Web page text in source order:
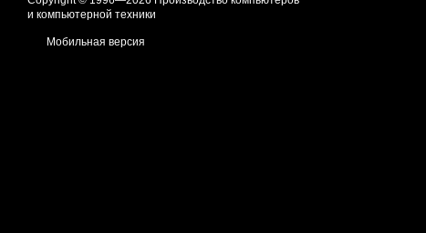
и компьютерной техники
Мобильная версия